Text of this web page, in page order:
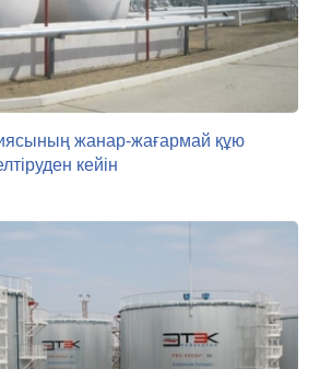
жанар-жағармай құю
кейін